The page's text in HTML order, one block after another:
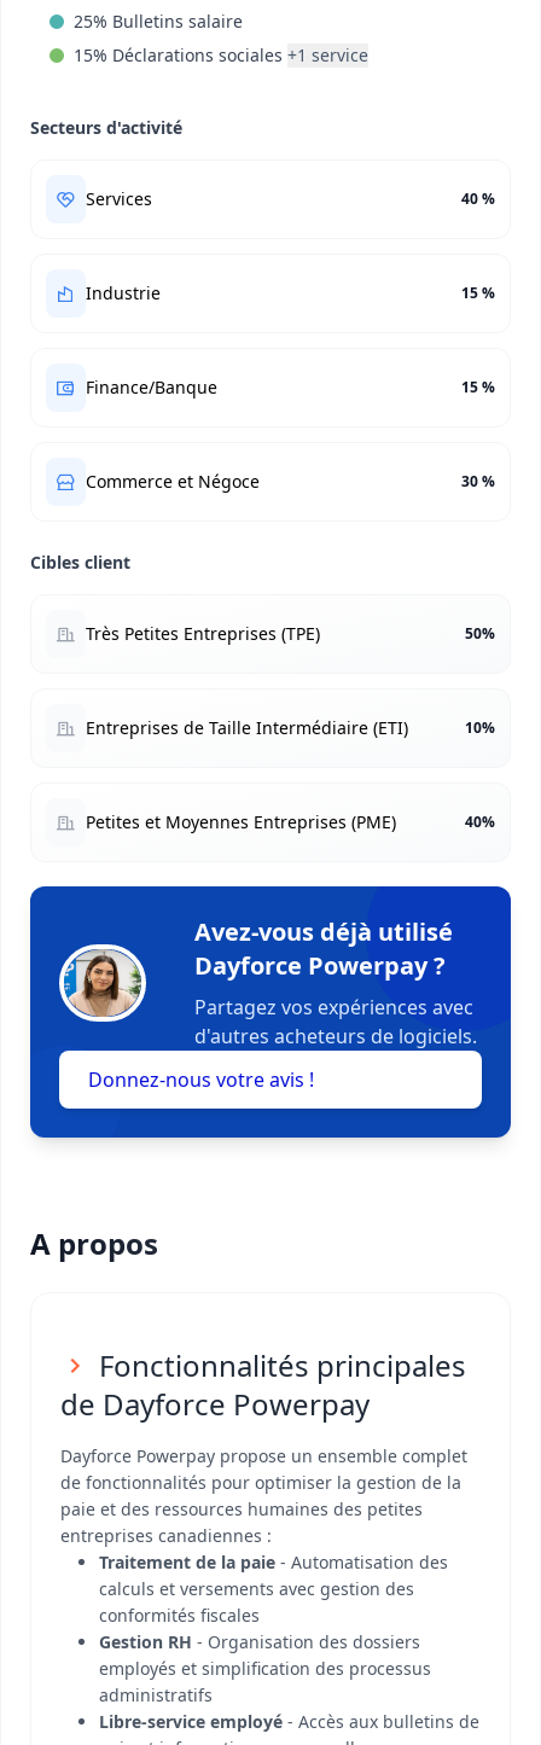
25% Bulletins salaire
15% Déclarations sociales +1 service
Secteurs d'activité
Services 40 %
Industrie 15 %
Finance/Banque 15 %
Commerce et Négoce 30 %
Cibles client
Très Petites Entreprises (TPE) 50%
Entreprises de Taille Intermédiaire (ETI) 10%
Petites et Moyennes Entreprises (PME) 40%
Avez-vous déjà utilisé
Dayforce Powerpay ?
Partagez vos expériences avec
d'autres acheteurs de logiciels.
Donnez-nous votre avis !
A propos
Fonctionnalités principales
de Dayforce Powerpay
Dayforce Powerpay propose un ensemble complet
de fonctionnalités pour optimiser la gestion de la
paie et des ressources humaines des petites
entreprises canadiennes :
Traitement de la paie - Automatisation des
calculs et versements avec gestion des
conformités fiscales
Gestion RH - Organisation des dossiers
employés et simplification des processus
administratifs
Libre-service employé - Accès aux bulletins de